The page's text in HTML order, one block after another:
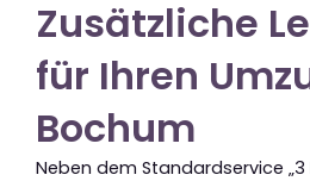
Zusätzliche
für Ihren
Bochum
Neben dem Standardservice „3